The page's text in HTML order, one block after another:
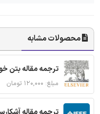
محصولات مشابه
ترجمه مقاله بتن
مبلغ: ۱۲۰,۰۰۰ تومان